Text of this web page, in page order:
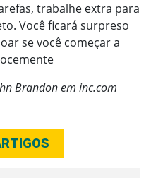
trabalhe extra para
Você ficará surpreso
se você começar a
Brandon em inc.com